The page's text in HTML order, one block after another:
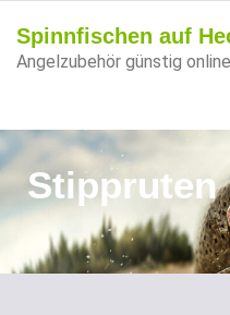
Spinnfischen auf
Angelzubehör günstig
Stippruten